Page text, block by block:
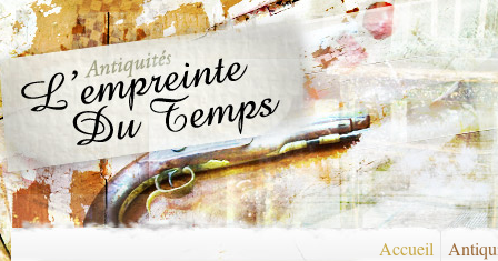
Accueil